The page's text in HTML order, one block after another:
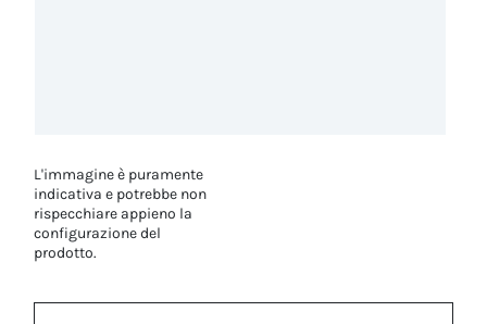
L'immagine è puramente
indicativa e potrebbe non
rispecchiare appieno la
configurazione del
prodotto.